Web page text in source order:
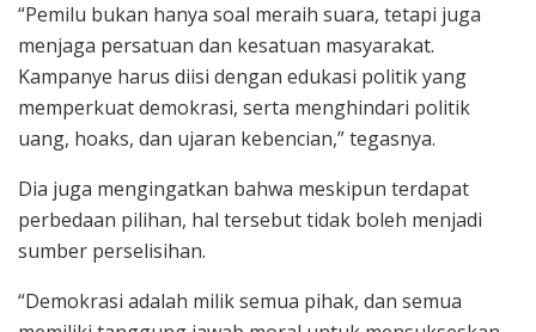
“Pemilu bukan hanya soal meraih suara, tetapi juga
menjaga persatuan dan kesatuan masyarakat.
Kampanye harus diisi dengan edukasi politik yang
memperkuat demokrasi, serta menghindari politik
uang, hoaks, dan ujaran kebencian,” tegasnya.
Dia juga mengingatkan bahwa meskipun terdapat
perbedaan pilihan, hal tersebut tidak boleh menjadi
sumber perselisihan.
“Demokrasi adalah milik semua pihak, dan semua